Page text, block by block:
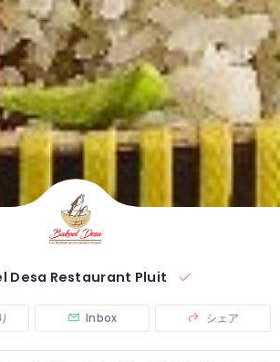
Desa Restaurant Pluit
Inbox シェア